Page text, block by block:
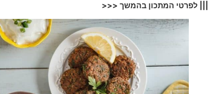
||| לפרטי המתכון בהמשך <<<